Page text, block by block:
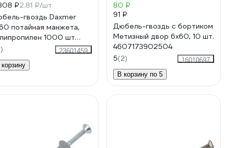
₽2.81 ₽/шт
гвоздь Daxmer
потайная манжета,
1000 шт
23601459
80 ₽
91 ₽
Дюбель-гвоздь с бортиком
Метизный двор 6x60, 10 шт.
4607173902504
5(2)
16010697
В корзину по 5